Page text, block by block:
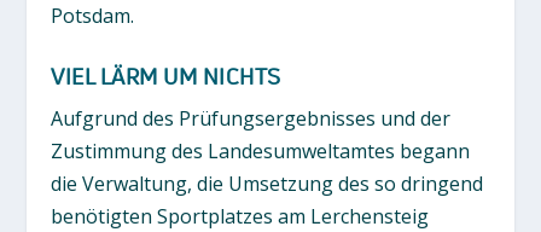
Potsdam.
VIEL LÄRM UM NICHTS
Aufgrund des Prüfungsergebnisses und der
Zustimmung des Landesumweltamtes begann
die Verwaltung, die Umsetzung des so dringend
benötigten Sportplatzes am Lerchensteig